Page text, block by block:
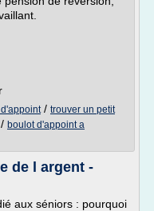
/ trouver un petit
boulot d'appoint a
de l argent -
aux séniors : pourquoi